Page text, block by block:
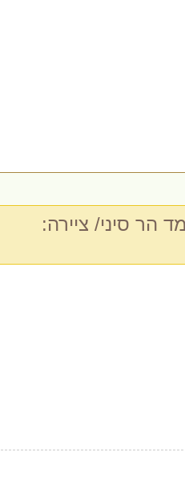
הר סיני/ ציירה: